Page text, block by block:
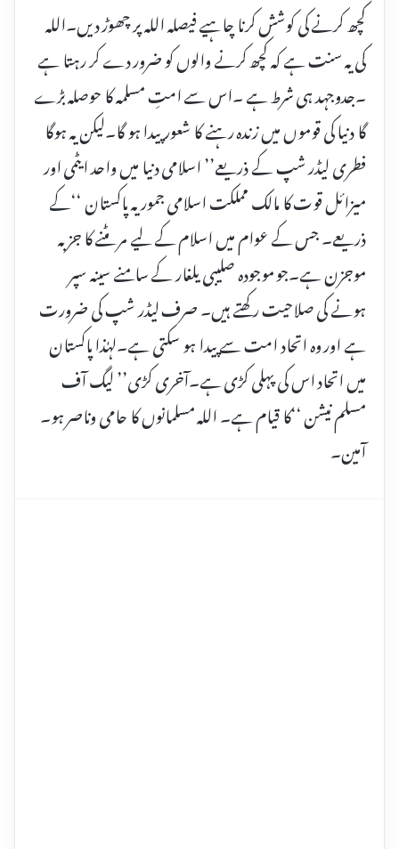
کچھ کرنے کی کوشش کرنا چاہیے فیصلہ اللہ پر چھوڑ دیں۔اللہ
کی یہ سنت ہے کہ کچھ کرنے والوں کو ضرور دے کر رہتا ہے
۔جدوجہد ہی شرط ہے ۔اس سے امتِ مسلمہ کا حوصلہ بڑے
گا دنیا کی قوموں میں زندہ رہنے کا شعور پیدا ہو گا۔لیکن یہ ہوگا
فطری لیڈر شپ کے ذریعے’’ اسلامی دنیا میں واحد ایٹمی اور
میزائل قوت کا مالک مملکت اسلامی جموریہ پاکستان ‘‘کے
ذریعے۔ جس کے عوام میں اسلام کے لیے مر مٹنے کا جزبہ
موجزن ہے۔جو موجودہ صلیبی یلغار کے سامنے سینہ سپر
ہونے کی صلاحیت رکھتے ہیں۔ صرف لیڈر شپ کی ضرورت
ہے اور وہ اتحاد امت سے پیدا ہو سکتی ہے۔لہٰذا پاکستان
میں اتحاد اس کی پہلی کڑی ہے۔آخری کڑی’’ لیگ آف
مسلم نیشن ‘‘کا قیام ہے۔ اللہ مسلمانوں کا حامی وناصر ہو۔
آمین۔